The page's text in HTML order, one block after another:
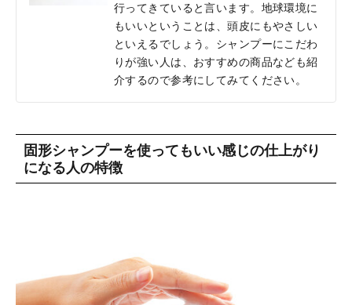
行ってきていると言います。地球環境に
もいいということは、頭皮にもやさしい
といえるでしょう。シャンプーにこだわ
りが強い人は、おすすめの商品なども紹
介するので参考にしてみてください。
固形シャンプーを使ってもいい感じの仕上がり
になる人の特徴